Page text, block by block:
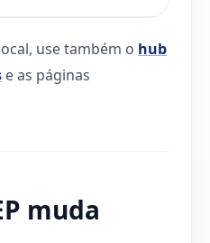
use também o hub
e as páginas
muda